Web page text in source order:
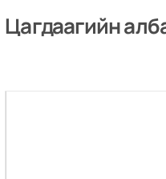
Цагдаагийн